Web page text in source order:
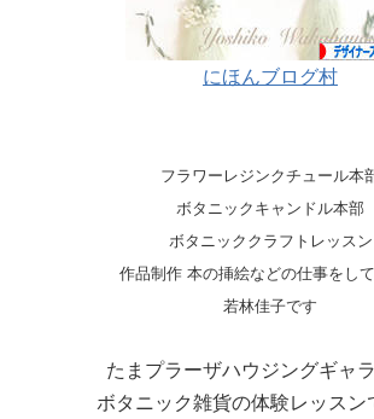
にほんブログ村
フラワーレジンクチュール本
ボタニックキャンドル本部
ボタニッククラフトレッスン
作品制作 本の挿絵などの仕事をし
若林佳子です
たまプラーザハウジングギャ
ボタニック雑貨の体験レッスン